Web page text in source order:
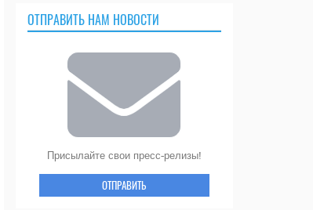
ОТПРАВИТЬ НАМ НОВОСТИ
Присылайте свои пресс-релизы!
ОТПРАВИТЬ